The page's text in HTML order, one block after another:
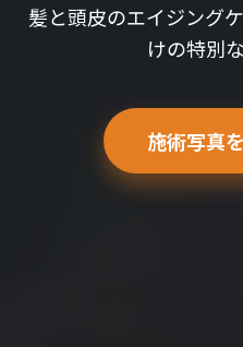
髪と頭皮のエイジング
けの特別
施術写真